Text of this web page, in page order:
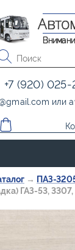
→ ПАЗ-
ГАЗ-53,
+7 (920)
gmail.com или